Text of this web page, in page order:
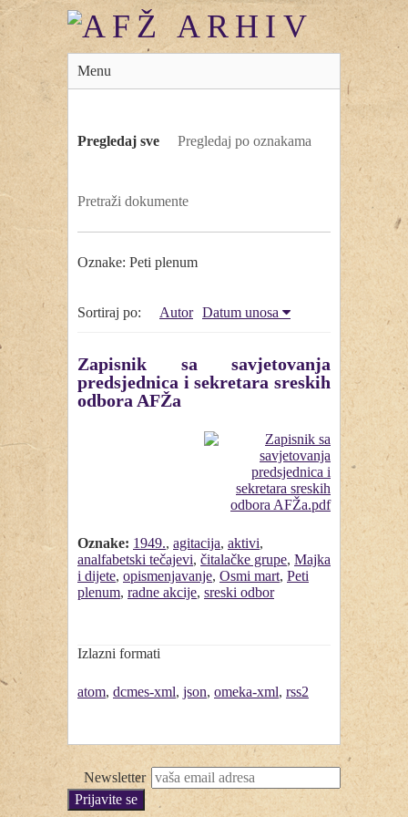
Menu
Pregledaj sve Pregledaj po oznakama
Pretraži dokumente
Oznake: Peti plenum
Sortiraj po: Autor Datum unosa
Zapisnik sa savjetovanja
predsjednica i sekretara sreskih
odbora AFŽa
Oznake: 1949., agitacija, aktivi,
analfabetski tečajevi, čitalačke grupe, Majka
i dijete, opismenjavanje, Osmi mart, Peti
plenum, radne akcije, sreski odbor
Izlazni formati
atom, dcmes-xml, json, omeka-xml, rss2
Newsletter